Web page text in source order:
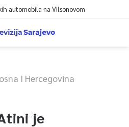
automobila na Vilsonovom
I Hercegovina
je